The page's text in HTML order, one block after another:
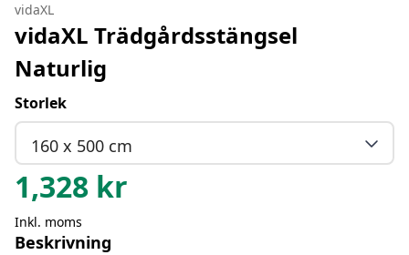
vidaXL
vidaXL Trädgårdsstängsel
Naturlig
Storlek
160 x 500 cm
1,328 kr
Inkl. moms
Beskrivning